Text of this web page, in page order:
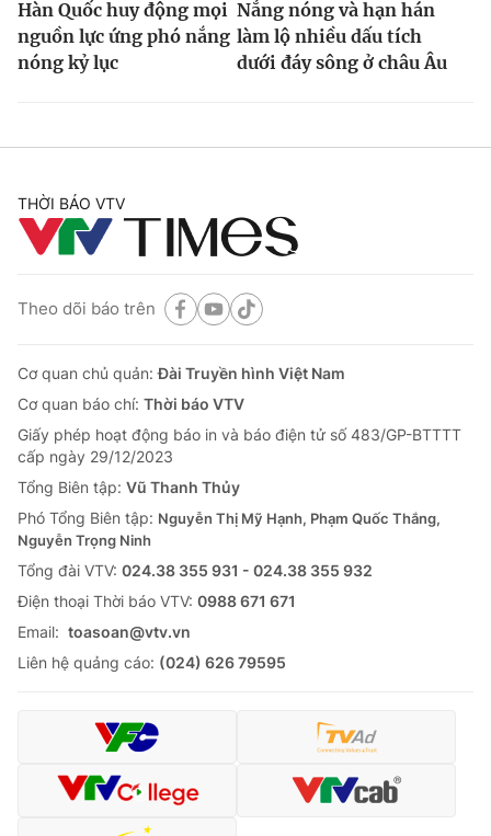
Hàn Quốc huy động mọi
nguồn lực ứng phó nắng
nóng kỷ lục
Nắng nóng và hạn hán
làm lộ nhiều dấu tích
dưới đáy sông ở châu Âu
THỜI BÁO VTV
Theo dõi báo trên
Cơ quan chủ quản:Đài Truyền hình Việt Nam
Cơ quan báo chí: Thời báo VTV
Giấy phép hoạt động báo in và báo điện tử số 483/GP-BTTTT
cấp ngày 29/12/2023
Tổng Biên tập: Vũ Thanh Thủy
Phó Tổng Biên tập: Nguyễn Thị Mỹ Hạnh, Phạm Quốc Thắng,
Nguyễn Trọng Ninh
Tổng đài VTV: 024.38 355 931 - 024.38 355 932
Ðiện thoại Thời báo VTV: 0988 671 671
Email: toasoan@vtv.vn
Liên hệ quảng cáo: (024) 626 79595